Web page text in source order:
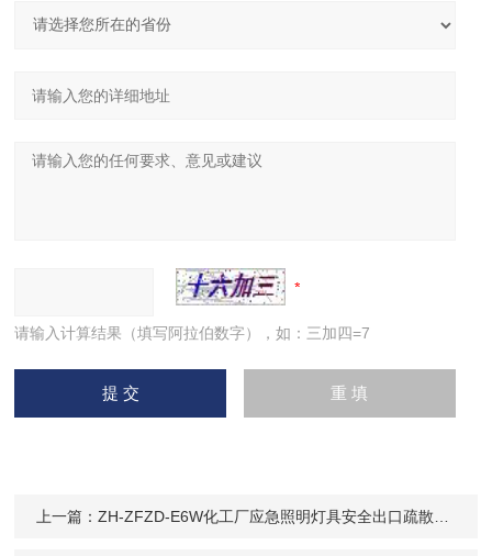
请输入计算结果（填写阿拉伯数字），如：三加四=7
上一篇：ZH-ZFZD-E6W化工厂应急照明灯具安全出口疏散指示灯220V